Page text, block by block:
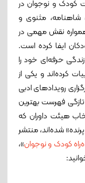
کودک و نوجوان در
شاهنامه، مثنوی‌ و
همواره نقش مهمی در
ایفا کرده است.
حرفه‌ای خود را
کرده‌اند و یکی از
رویدادهای ادبی
فهرست بهترین
سال 1403 به انتخاب هیئت داوران که
شده‌اند، منتشر
کودک و نوجوان»،